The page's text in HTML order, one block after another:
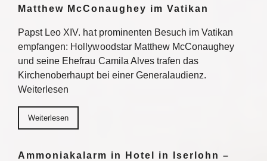
Matthew McConaughey im Vatikan
Papst Leo XIV. hat prominenten Besuch im Vatikan
empfangen: Hollywoodstar Matthew McConaughey
und seine Ehefrau Camila Alves trafen das
Kirchenoberhaupt bei einer Generalaudienz.
Weiterlesen
Weiterlesen
Ammoniakalarm in Hotel in Iserlohn –